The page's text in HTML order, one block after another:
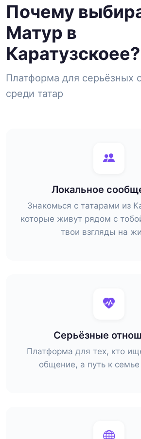
Почему
Матур в
Каратузскоее?
Платформа для серьёзных
среди татар
Локальное
Знакомься с татарами из
которые живут рядом с
твои взгляды на
Серьёзные
Платформа для тех, кто
общение, а путь к семье